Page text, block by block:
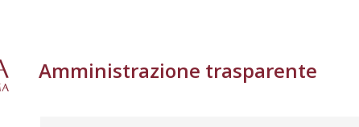
Amministrazione trasparente